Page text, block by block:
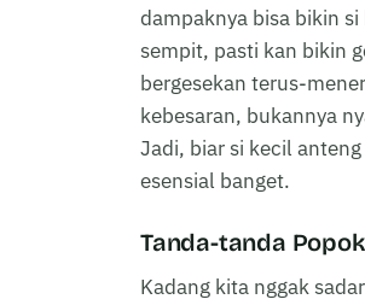
dampaknya bisa bikin
sempit, pasti kan bikin
bergesekan terus-
kebesaran, bukannya
Jadi, biar si kecil
esensial banget.
Tanda-tanda
Kadang kita nggak